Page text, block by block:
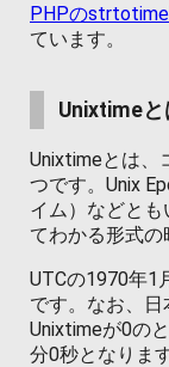
PHPの
ています。
Unixtimeと
Unixtimeとは、
つです。Unix
イム）などと
てわかる形式の
UTCの1970年1
です。なお、日
Unixtimeが0の
分0秒となります